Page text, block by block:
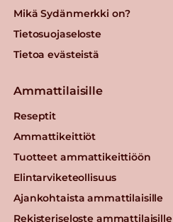
Mikä Sydänmerkki on?
Tietosuojaseloste
Tietoa evästeistä
Ammattilaisille
Reseptit
Ammattikeittiöt
Tuotteet ammattikeittiöön
Elintarviketeollisuus
Ajankohtaista ammattilaisille
Rekisteriseloste ammattilaisille